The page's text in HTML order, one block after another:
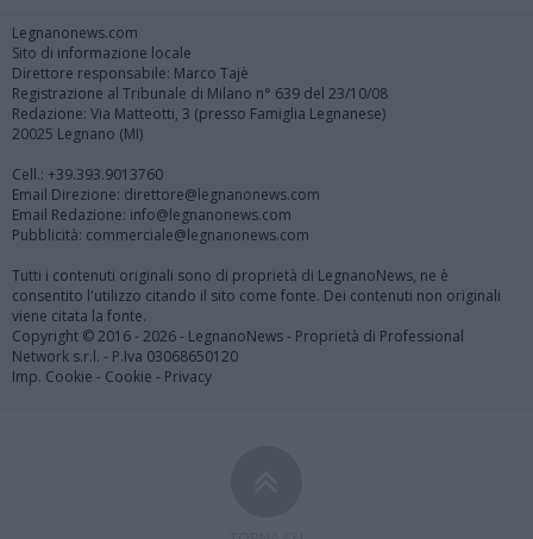
Legnanonews.com
Sito di informazione locale
Direttore responsabile: Marco Tajè
Registrazione al Tribunale di Milano n° 639 del 23/10/08
Redazione: Via Matteotti, 3 (presso Famiglia Legnanese)
20025 Legnano (MI)
Cell.: +39.393.9013760
Email Direzione: direttore@legnanonews.com
Email Redazione: info@legnanonews.com
Pubblicità: commerciale@legnanonews.com
Tutti i contenuti originali sono di proprietà di LegnanoNews, ne è
consentito l'utilizzo citando il sito come fonte. Dei contenuti non originali
viene citata la fonte.
Copyright © 2016 - 2026 - LegnanoNews - Proprietà di Professional
Network s.r.l. - P.Iva 03068650120
Imp. Cookie - Cookie - Privacy